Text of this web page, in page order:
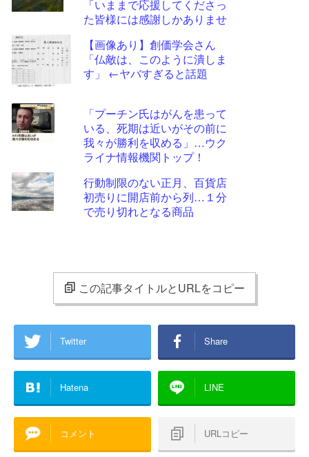
「いままで応援してくださっ
た皆様には感謝しかありませ
【画像あり】創価学会さん
「仏敵は、このように潰しま
す」 ←ヤバすぎると話題
「プーチン氏はがんを患って
いる、死期は近いがその前に
我々が勝利を収める」…ウク
ライナ情報機関トップ！
行動制限のない正月、百貨店
初売りに開店前から列…１分
で売り切れとなる商品
この記事タイトルとURLをコピー
Twitter Share
Hatena LINE
コメント URLコピー